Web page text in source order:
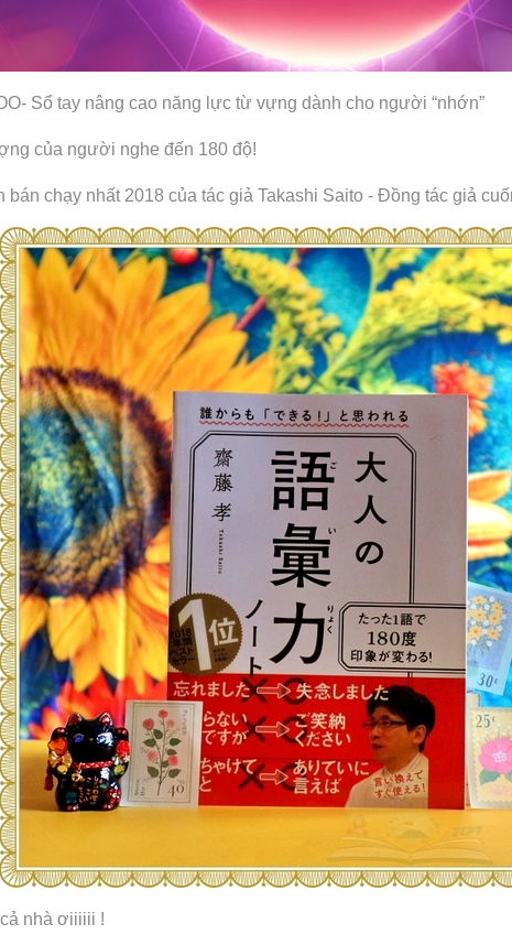
Sổ tay nâng cao năng lực từ vựng dành cho người “nhớn”
của người nghe đến 180 độ!
bán chạy nhất 2018 của tác giả Takashi Saito - Đồng tác giả
nhà ơiiiiii !